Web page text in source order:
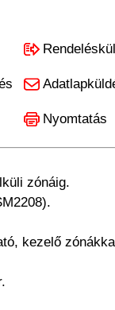
Nyomtatás
zónáig.
kezelő